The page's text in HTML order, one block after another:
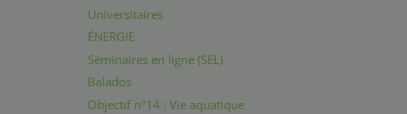
Universitaires
ÉNERGIE
Séminaires en ligne (SEL)
Balados
Objectif n°14 : Vie aquatique